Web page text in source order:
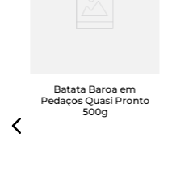
Batata Baroa em
Pedaços Quasi Pronto
500g